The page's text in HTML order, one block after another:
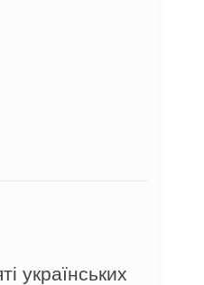
українських